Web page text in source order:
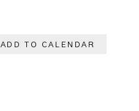
ADD TO CALENDAR